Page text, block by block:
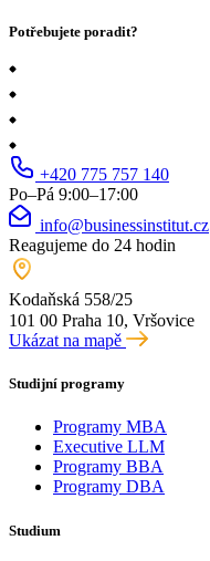
Potřebujete poradit?
+420 775 757 140
Po–Pá 9:00–17:00
info@businessinstitut.cz
Reagujeme do 24 hodin
Kodaňská 558/25
101 00 Praha 10, Vršovice
Ukázat na mapě
Studijní programy
Programy MBA
Executive LLM
Programy BBA
Programy DBA
Studium